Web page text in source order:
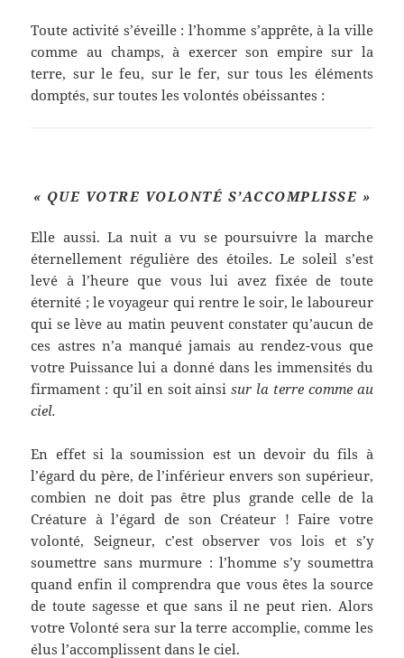
Toute activité s’éveille : l’homme s’apprête, à la ville
comme au champs, à exercer son empire sur la
terre, sur le feu, sur le fer, sur tous les éléments
domptés, sur toutes les volontés obéissantes :
« QUE VOTRE VOLONTÉ S’ACCOMPLISSE »
Elle aussi. La nuit a vu se poursuivre la marche
éternellement régulière des étoiles. Le soleil s’est
levé à l’heure que vous lui avez fixée de toute
éternité ; le voyageur qui rentre le soir, le laboureur
qui se lève au matin peuvent constater qu’aucun de
ces astres n’a manqué jamais au rendez-vous que
votre Puissance lui a donné dans les immensités du
firmament : qu’il en soit ainsisur la terre comme au
ciel.
En effet si la soumission est un devoir du fils à
l’égard du père, de l’inférieur envers son supérieur,
combien ne doit pas être plus grande celle de la
Créature à l’égard de son Créateur ! Faire votre
volonté, Seigneur, c’est observer vos lois et s’y
soumettre sans murmure : l’homme s’y soumettra
quand enfin il comprendra que vous êtes la source
de toute sagesse et que sans il ne peut rien. Alors
votre Volonté sera sur la terre accomplie, comme les
élus l’accomplissent dans le ciel.